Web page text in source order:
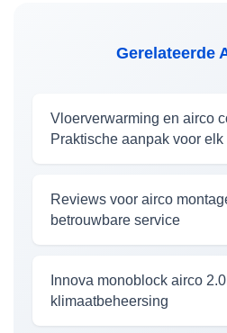
Gerelateerde
Vloerverwarming en airco
Praktische aanpak voor elk
Reviews voor airco
betrouwbare service
Innova monoblock airco
klimaatbeheersing